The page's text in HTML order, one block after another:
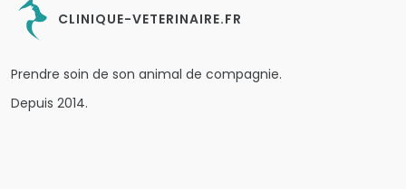
CLINIQUE-VETERINAIRE.FR
Prendre soin de son animal de compagnie.
Depuis 2014.